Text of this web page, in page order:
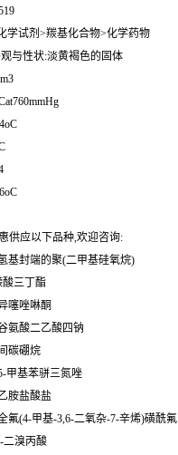
学试剂>羰基化合物>化学药物
与性状:淡黄褐色的固体
供应以下品种,欢迎咨询:
基封端的聚(二甲基硅氧烷)
酸三丁酯
噻唑啉酮
氨酸二乙酸四钠
碳硼烷
甲基苯骈三氮唑
胺盐酸盐
氟(4-甲基-3,6-二氧杂-7-辛烯)磺酰氟
二溴丙酸